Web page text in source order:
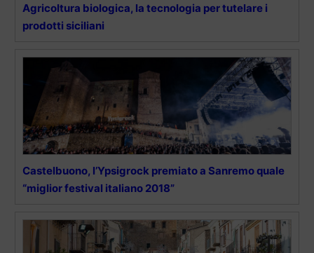
Agricoltura biologica, la tecnologia per tutelare i
prodotti siciliani
Castelbuono, l’Ypsigrock premiato a Sanremo quale
“miglior festival italiano 2018”